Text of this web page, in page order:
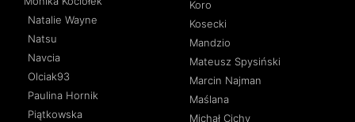
Natalie Wayne
Natsu
Navcia
Olciak93
Paulina Hornik
Piątkowska
Koro
Kosecki
Mandzio
Mateusz Spysiński
Marcin Najman
Maślana
Michał Cichy